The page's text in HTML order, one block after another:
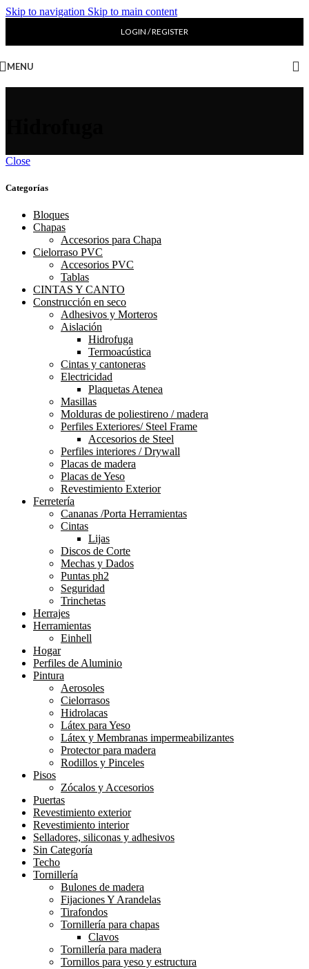
Skip to navigation Skip to main content
LOGIN / REGISTER
MENU
Close
Categorías
Bloques
Chapas
Accesorios para Chapa
Cielorraso PVC
Accesorios PVC
Tablas
CINTAS Y CANTO
Construcción en seco
Adhesivos y Morteros
Aislación
Hidrofuga
Termoacústica
Cintas y cantoneras
Electricidad
Plaquetas Atenea
Masillas
Molduras de poliestireno / madera
Perfiles Exteriores/ Steel Frame
Accesorios de Steel
Perfiles interiores / Drywall
Placas de madera
Placas de Yeso
Revestimiento Exterior
Ferretería
Cananas /Porta Herramientas
Cintas
Lijas
Discos de Corte
Mechas y Dados
Puntas ph2
Seguridad
Trinchetas
Herrajes
Herramientas
Einhell
Hogar
Perfiles de Aluminio
Pintura
Aerosoles
Cielorrasos
Hidrolacas
Látex para Yeso
Látex y Membranas impermeabilizantes
Protector para madera
Rodillos y Pinceles
Pisos
Zócalos y Accesorios
Puertas
Revestimiento exterior
Revestimiento interior
Selladores, siliconas y adhesivos
Sin Categoría
Techo
Tornillería
Bulones de madera
Fijaciones Y Arandelas
Tirafondos
Tornillería para chapas
Clavos
Tornillería para madera
Tornillos para yeso y estructura